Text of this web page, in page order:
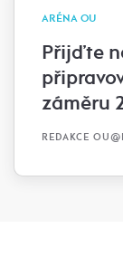
ARÉNA OU
Přijďte
záměru
REDAKCE